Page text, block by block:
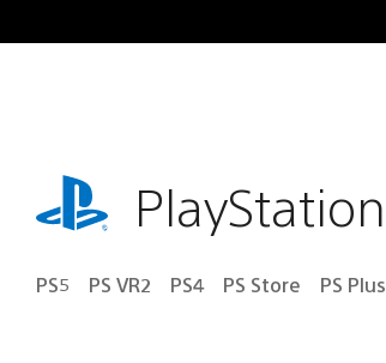
al
playstation.comPlayStation
PS5 PS VR2 PS4 PS Store PS Plus